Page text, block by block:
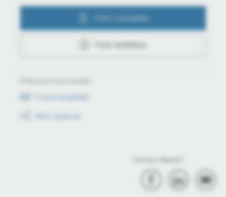
Fotó a kosárba
Fotó letöltése
E-mail értesítők
RSS csatorna